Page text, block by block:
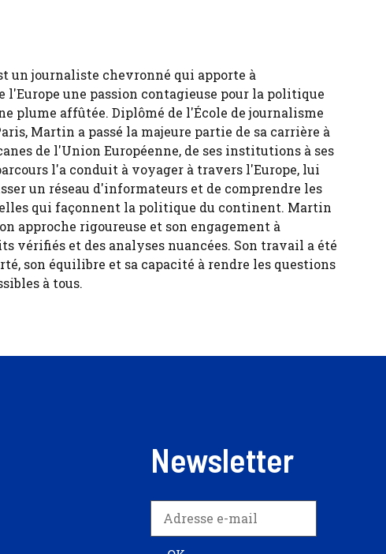
un journaliste chevronné qui apporte à
l'Europe une passion contagieuse pour la politique
plume affûtée. Diplômé de l'École de journalisme
Martin a passé la majeure partie de sa carrière à
de l'Union Européenne, de ses institutions à ses
l'a conduit à voyager à travers l'Europe, lui
un réseau d'informateurs et de comprendre les
qui façonnent la politique du continent. Martin
approche rigoureuse et son engagement à
vérifiés et des analyses nuancées. Son travail a été
son équilibre et sa capacité à rendre les questions
à tous.
Newsletter